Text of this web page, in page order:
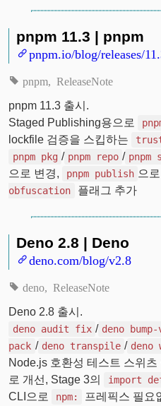
pnpm 11.3 | pnpm
pnpm.io/blog/releases/
pnpm ReleaseNote
pnpm 11.3 출시.
Staged Publishing용으로
lockfile 검증을 스킵하는
pnpm pkg / pnpm repo /
으로 변경,
pnpm publish 으로
obfuscation
플래그 추가
Deno 2.8 | Deno
deno.com/blog/v2.8
deno ReleaseNote
Deno 2.8 출시.
deno audit fix / deno
pack / deno transpile / deno
Node.js 호환성 테스트 스위
로 개선, Stage 3의
import
CLI으로
npm: 프레픽스 필요